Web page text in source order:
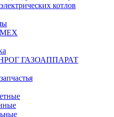
котлов
ГАЗОАППАРАТ